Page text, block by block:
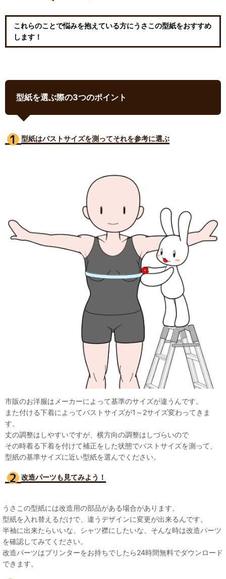
これらのことで悩みを抱えている方にうさこの型紙をおすすめ
します！
型紙を選ぶ際の3つのポイント
型紙はバストサイズを測ってそれを参考に選ぶ
市販のお洋服はメーカーによって基準のサイズが違うんです。
また付ける下着によってバストサイズが1～2サイズ変わってきま
す。
丈の調整はしやすいですが、横方向の調整はしづらいので
その時着る下着を付けて補正をした状態でバストサイズを測って、
型紙の基準サイズに近い型紙を選んでください。
改造パーツも見てみよう！
うさこの型紙には改造用の部品がある場合があります。
型紙を入れ替えるだけで、違うデザインに変更が出来るんです。
半袖に出来たらいいな、シャツ襟にしたいな、そんな時は改造パーツ
を確認してみてください。
改造パーツはプリンターをお持ちでしたら24時間無料でダウンロード
できます。